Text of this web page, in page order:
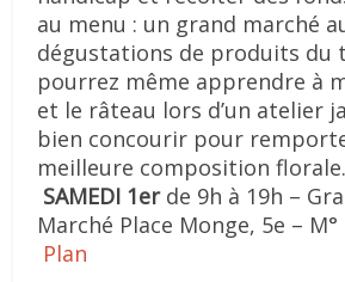
au menu : un grand marché
dégustations de produits du
pourrez même apprendre à
et le râteau lors d’un atelier
bien concourir pour
meilleure composition
SAMEDI 1erde 9h à 19h –
Marché Place Monge, 5e –
Plan